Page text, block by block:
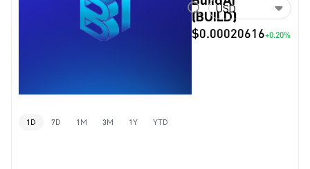
(BUILD)
$0.00020616+0.20%
USD
1D 7D 1M 3M 1Y YTD